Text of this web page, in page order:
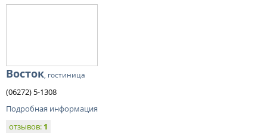
Восток, гостиница
(06272) 5-1308
Подробная информация
отзывов: 1